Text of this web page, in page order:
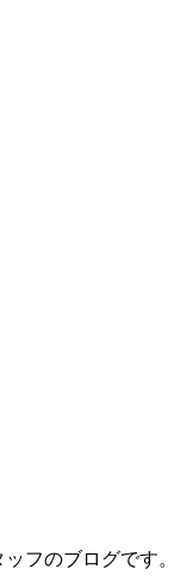
フのブログです。